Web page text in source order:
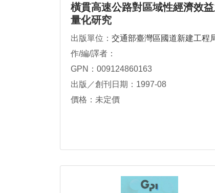
橫貫高速公路對區域性經濟效
量化研究
出版單位： 交通部臺灣區國道新建工程
作/編/譯者：
GPN：009124860163
出版／創刊日期：1997-08
價格：未定價